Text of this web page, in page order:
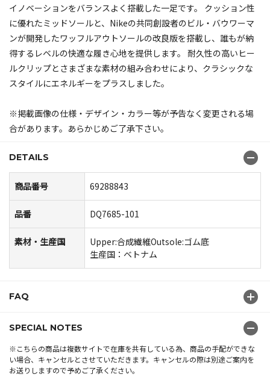
イノベーションをバランスよく搭載した一足です。 クッション性
に優れたミッドソールと、Nikeの共同創設者のビル・バウワーマ
ンが開発したワッフルアウトソールの改良版を搭載し、誰もが納
得するレベルの快適な履き心地を提供します。 耐久性の高いヒー
ルクリップとさまざまな素材の組み合わせにより、クラシックな
スタイルにエネルギーをプラスしました。
※掲載画像の仕様・デザイン・カラー等が予告なく変更される場
合があります。あらかじめご了承下さい。
DETAILS
商品番号 69288843
品番 DQ7685-101
素材・生産国
Upper:合成繊維Outsole:ゴム底
生産国：ベトナム
FAQ
SPECIAL NOTES
※こちらの商品は複数サイトで在庫を共有している為、商品の手配ができな
い場合、キャンセルとさせていただきます。キャンセルの際は別途ご案内を
お送りしますので予めご了承ください。